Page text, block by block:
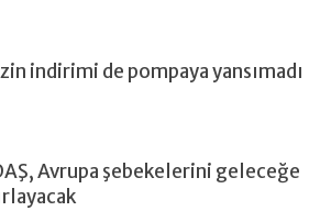
indirimi de pompaya yansımadı
Avrupa şebekelerini geleceğe